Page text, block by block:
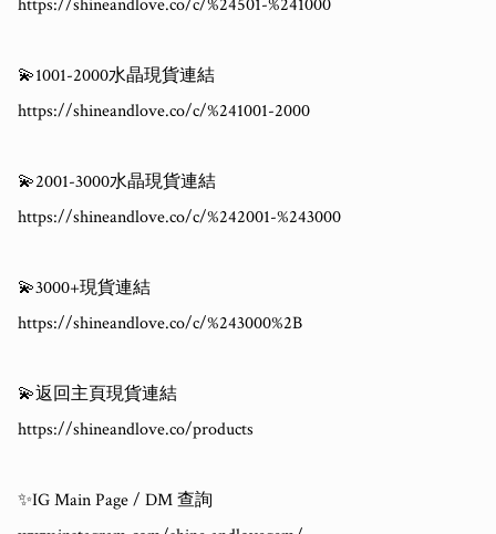
https://shineandlove.co/c/%24501-%241000
💫1001-2000水晶現貨連結
https://shineandlove.co/c/%241001-2000
💫2001-3000水晶現貨連結
https://shineandlove.co/c/%242001-%243000
💫3000+現貨連結
https://shineandlove.co/c/%243000%2B
💫返回主頁現貨連結
https://shineandlove.co/products
✨IG Main Page / DM 查詢